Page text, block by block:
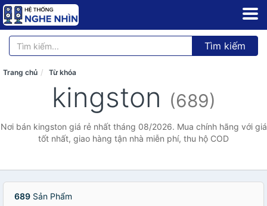
Tìm kiếm
Trang chủ Từ khóa
kingston (689)
Nơi bán kingston giá rẻ nhất tháng 08/2026. Mua chính hãng với giá
tốt nhất, giao hàng tận nhà miễn phí, thu hộ COD
689 Sản Phẩm